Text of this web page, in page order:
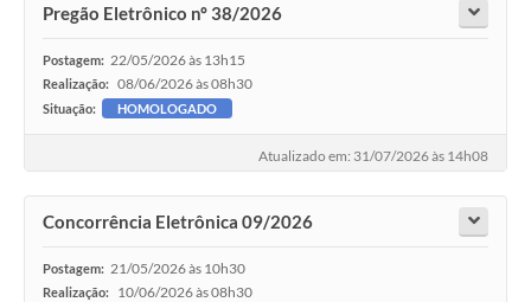
Pregão Eletrônico nº 38/2026
Postagem: 22/05/2026 às 13h15
Realização: 08/06/2026 às 08h30
Situação: HOMOLOGADO
Atualizado em: 31/07/2026 às 14h08
Concorrência Eletrônica 09/2026
Postagem: 21/05/2026 às 10h30
Realização: 10/06/2026 às 08h30